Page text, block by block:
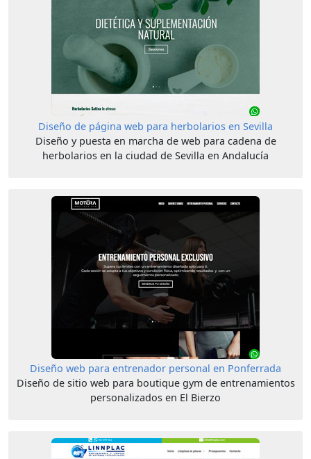
Diseño de página web para herbolarios en Sevilla
Diseño y puesta en marcha de web para cadena de
herbolarios en la ciudad de Sevilla en Andalucía
Diseño web para entrenador personal en Ponferrada
Diseño de sitio web para boutique gym de entrenamientos
personalizados en El Bierzo